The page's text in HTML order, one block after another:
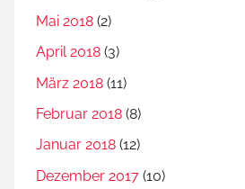
Mai 2018 (2)
April 2018 (3)
März 2018 (11)
Februar 2018 (8)
Januar 2018 (12)
Dezember 2017 (10)